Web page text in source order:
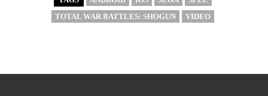
TOTAL WAR BATTLES: SHOGUN
VIDEO